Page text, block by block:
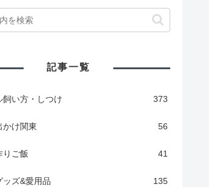
記事一覧
飼い方・しつけ 373
かけ関東 56
りご飯 41
ッズ&愛用品 135